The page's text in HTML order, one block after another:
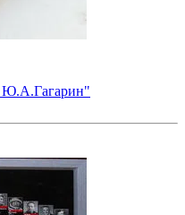
Ю.А.Гагарин"